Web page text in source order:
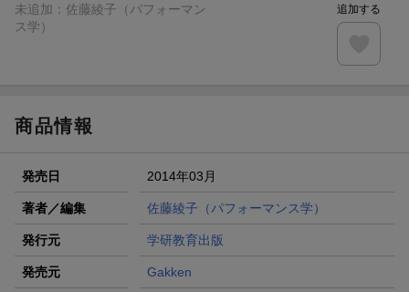
条件達成で楽天限定・宝塚歌劇 宙組貸切公演ペアチケット
エントリー＆条件達成で『鬼滅の刃』オリジナルきんちゃく
未追加： 佐藤綾子（パフォーマン
ス学）
追加する
商品情報
発売日 2014年03月
著者／編集 佐藤綾子（パフォーマンス学）
発行元 学研教育出版
発売元 Gakken